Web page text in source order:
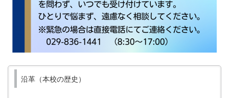
沿革（本校の歴史）